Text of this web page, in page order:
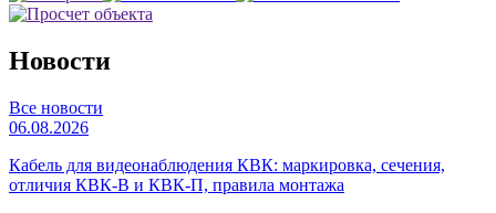
Новости
Все новости
06.08.2026
Кабель для видеонаблюдения КВК: маркировка, сечения,
отличия КВК-В и КВК-П, правила монтажа